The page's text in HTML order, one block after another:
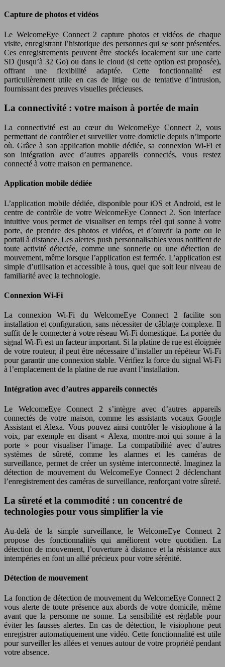
Capture de photos et vidéos
Le WelcomeEye Connect 2 capture photos et vidéos de chaque
visite, enregistrant l’historique des personnes qui se sont présentées.
Ces enregistrements peuvent être stockés localement sur une carte
SD (jusqu’à 32 Go) ou dans le cloud (si cette option est proposée),
offrant une flexibilité adaptée. Cette fonctionnalité est
particulièrement utile en cas de litige ou de tentative d’intrusion,
fournissant des preuves visuelles précieuses.
La connectivité : votre maison à portée de main
La connectivité est au cœur du WelcomeEye Connect 2, vous
permettant de contrôler et surveiller votre domicile depuis n’importe
où. Grâce à son application mobile dédiée, sa connexion Wi-Fi et
son intégration avec d’autres appareils connectés, vous restez
connecté à votre maison en permanence.
Application mobile dédiée
L’application mobile dédiée, disponible pour iOS et Android, est le
centre de contrôle de votre WelcomeEye Connect 2. Son interface
intuitive vous permet de visualiser en temps réel qui sonne à votre
porte, de prendre des photos et vidéos, et d’ouvrir la porte ou le
portail à distance. Les alertes push personnalisables vous notifient de
toute activité détectée, comme une sonnerie ou une détection de
mouvement, même lorsque l’application est fermée. L’application est
simple d’utilisation et accessible à tous, quel que soit leur niveau de
familiarité avec la technologie.
Connexion Wi-Fi
La connexion Wi-Fi du WelcomeEye Connect 2 facilite son
installation et configuration, sans nécessiter de câblage complexe. Il
suffit de le connecter à votre réseau Wi-Fi domestique. La portée du
signal Wi-Fi est un facteur important. Si la platine de rue est éloignée
de votre routeur, il peut être nécessaire d’installer un répéteur Wi-Fi
pour garantir une connexion stable. Vérifiez la force du signal Wi-Fi
à l’emplacement de la platine de rue avant l’installation.
Intégration avec d’autres appareils connectés
Le WelcomeEye Connect 2 s’intègre avec d’autres appareils
connectés de votre maison, comme les assistants vocaux Google
Assistant et Alexa. Vous pouvez ainsi contrôler le visiophone à la
voix, par exemple en disant « Alexa, montre-moi qui sonne à la
porte » pour visualiser l’image. La compatibilité avec d’autres
systèmes de sûreté, comme les alarmes et les caméras de
surveillance, permet de créer un système interconnecté. Imaginez la
détection de mouvement du WelcomeEye Connect 2 déclenchant
l’enregistrement des caméras de surveillance, renforçant votre sûreté.
La sûreté et la commodité : un concentré de
technologies pour vous simplifier la vie
Au-delà de la simple surveillance, le WelcomeEye Connect 2
propose des fonctionnalités qui améliorent votre quotidien. La
détection de mouvement, l’ouverture à distance et la résistance aux
intempéries en font un allié précieux pour votre sérénité.
Détection de mouvement
La fonction de détection de mouvement du WelcomeEye Connect 2
vous alerte de toute présence aux abords de votre domicile, même
avant que la personne ne sonne. La sensibilité est réglable pour
éviter les fausses alertes. En cas de détection, le visiophone peut
enregistrer automatiquement une vidéo. Cette fonctionnalité est utile
pour surveiller les allées et venues autour de votre propriété pendant
votre absence.